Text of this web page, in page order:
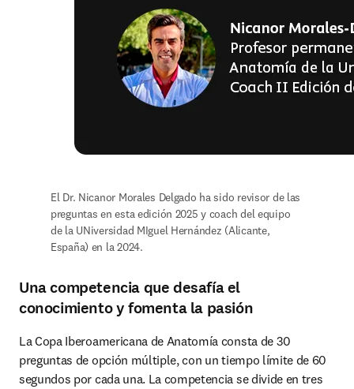
El Dr. Nicanor Morales Delgado ha sido revisor de las
preguntas en esta edición 2025 y coach del equipo
de la UNiversidad MIguel Hernández (Alicante,
España) en la 2024.
Una competencia que desafía el
conocimiento y fomenta la pasión
La Copa Iberoamericana de Anatomía consta de 30
preguntas de opción múltiple, con un tiempo límite de 60
segundos por cada una. La competencia se divide en tres